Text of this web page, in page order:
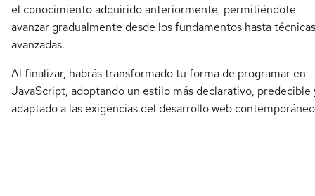
el conocimiento adquirido anteriormente, permitiéndote
avanzar gradualmente desde los fundamentos hasta técnicas
avanzadas.
Al finalizar, habrás transformado tu forma de programar en
JavaScript, adoptando un estilo más declarativo, predecible
adaptado a las exigencias del desarrollo web